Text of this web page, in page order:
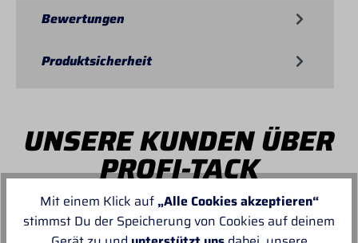
Bewertungen
Produktsicherheit
UNSERE KUNDEN ÜBER
PROFI-TACK
Mit einem Klick auf „Alle Cookies akzeptieren“
stimmst Du der Speicherung von Cookies auf deinem